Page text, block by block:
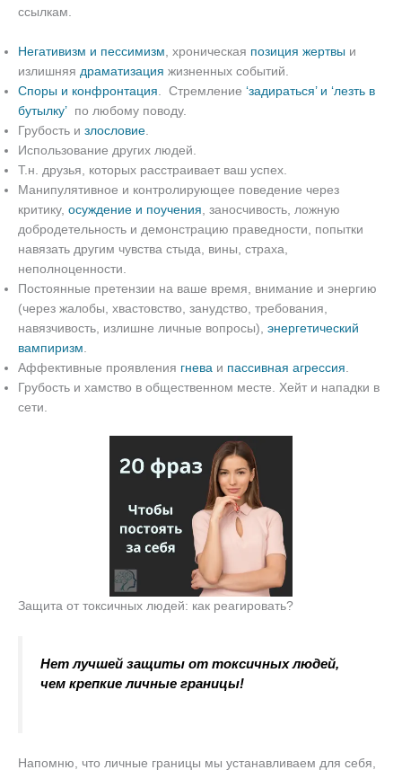
ссылкам.
Негативизм и пессимизм , хроническая позиция жертвы и
излишняя драматизация жизненных событий.
Споры и конфронтация . Стремление ‘задираться’ и ‘лезть в
бутылку’ по любому поводу.
Грубость и злословие
Использование других людей.
Т.н. друзья, которых расстраивает ваш успех.
Манипулятивное и контролирующее поведение через
критику, осуждение и поучения , заносчивость, ложную
добродетельность и демонстрацию праведности, попытки
навязать другим чувства стыда, вины, страха,
неполноценности.
Постоянные претензии на ваше время, внимание и энергию
(через жалобы, хвастовство, занудство, требования,
навязчивость, излишне личные вопросы), энергетический
вампиризм
Аффективные проявления гнева и пассивная агрессия
Грубость и хамство в общественном месте. Хейт и нападки в
сети.
Защита от токсичных людей: как реагировать?
Нет лучшей защиты от токсичных людей,
чем крепкие личные границы!
Напомню, что личные границы мы устанавливаем для себя,